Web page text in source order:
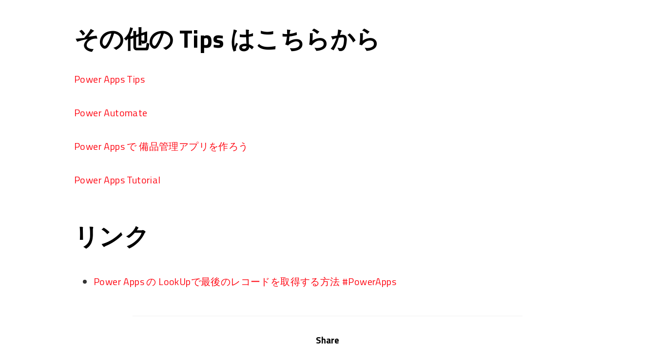
その他の Tips はこちらから
Power Apps Tips
Power Automate
Power Apps で 備品管理アプリを作ろう
Power Apps Tutorial
リンク
Power Apps の LookUpで最後のレコードを取得する方法 #PowerApps
Share